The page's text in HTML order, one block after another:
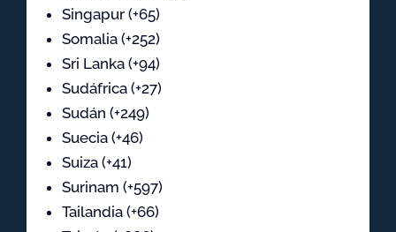
Singapur (+65)
Somalia (+252)
Sri Lanka (+94)
Sudáfrica (+27)
Sudán (+249)
Suecia (+46)
Suiza (+41)
Surinam (+597)
Tailandia (+66)